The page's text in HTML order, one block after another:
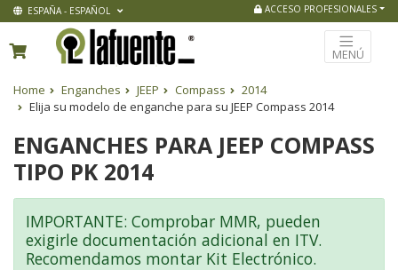
ESPAÑA - ESPAÑOL ACCESO PROFESIONALES
MENÚ
Home Enganches JEEP Compass
2014
Elija su modelo de enganche para su JEEP Compass 2014
ENGANCHES PARA JEEP COMPASS
TIPO PK 2014
IMPORTANTE: Comprobar MMR, pueden
exigirle documentación adicional en ITV.
Recomendamos montar Kit Electrónico.